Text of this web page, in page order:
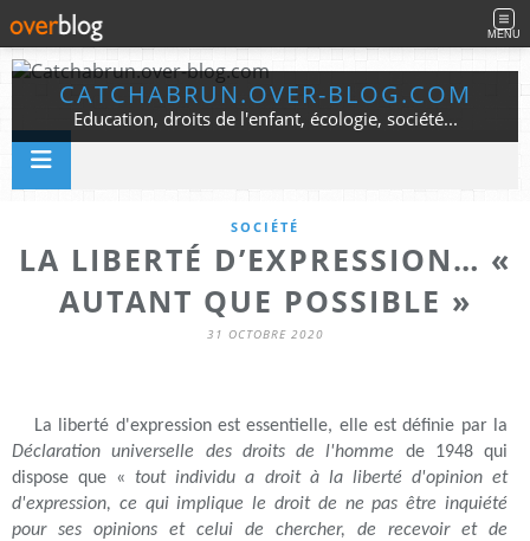
MENU
CATCHABRUN.OVER-BLOG.COM
Education, droits de l'enfant, écologie, société...
SOCIÉTÉ
LA LIBERTÉ D’EXPRESSION… «
AUTANT QUE POSSIBLE »
31 OCTOBRE 2020
La liberté d'expression est essentielle, elle est définie par la
Déclaration universelle des droits de l'homme de 1948 qui
dispose que «tout individu a droit à la liberté d'opinion et
d'expression, ce qui implique le droit de ne pas être inquiété
pour ses opinions et celui de chercher, de recevoir et de